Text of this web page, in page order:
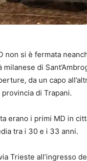
non si è fermata
di
da un capo
provincia di Trapani.
erano i primi MD in
tra i 30 e i 33 anni.
Trieste all’ingresso